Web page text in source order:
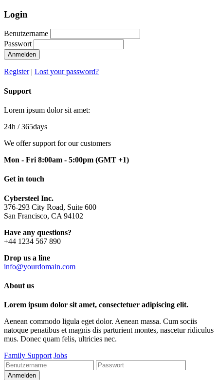
Login
Benutzername
Passwort
Anmelden
Register| Lost your password?
Support
Lorem ipsum dolor sit amet:
24h / 365days
We offer support for our customers
Mon - Fri 8:00am - 5:00pm (GMT +1)
Get in touch
Cybersteel Inc.
376-293 City Road, Suite 600
San Francisco, CA 94102
Have any questions?
+44 1234 567 890
Drop us a line
info@yourdomain.com
About us
Lorem ipsum dolor sit amet, consectetuer adipiscing elit.
Aenean commodo ligula eget dolor. Aenean massa. Cum sociis
natoque penatibus et magnis dis parturient montes, nascetur ridiculus
mus. Donec quam felis, ultricies nec.
Family Support Jobs